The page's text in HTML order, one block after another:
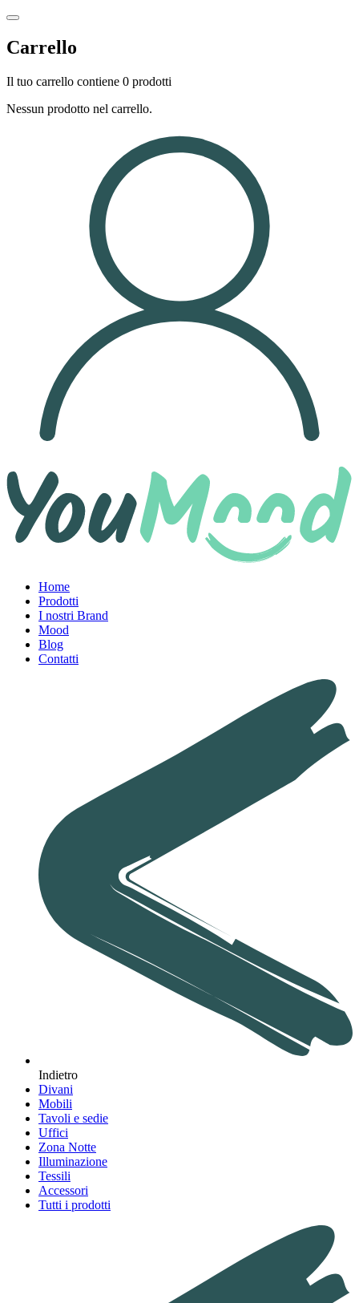
Carrello
Il tuo carrello contiene 0 prodotti
Nessun prodotto nel carrello.
Home
Prodotti
I nostri Brand
Mood
Blog
Contatti
Indietro
Divani
Mobili
Tavoli e sedie
Uffici
Zona Notte
Illuminazione
Tessili
Accessori
Tutti i prodotti